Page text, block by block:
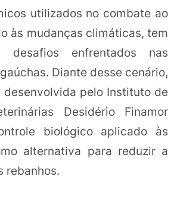
utilizados no combate ao
às mudanças climáticas, tem
desafios enfrentados nas
Diante desse cenário,
desenvolvida pelo Instituto de
Desidério Finamor
biológico aplicado às
alternativa para reduzir a
rebanhos.